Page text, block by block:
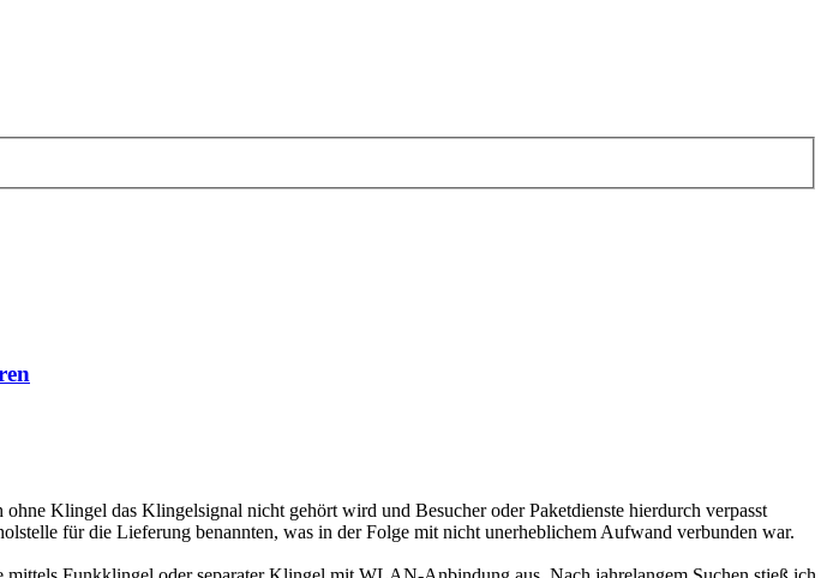
Klingel das Klingelsignal nicht gehört wird und Besucher oder Paketdienste hierdurch verpasst
für die Lieferung benannten, was in der Folge mit nicht unerheblichem Aufwand verbunden war.